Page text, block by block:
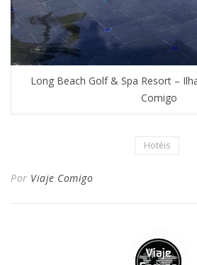
Long Beach Golf & Spa Resort –
Comigo
Hotéis
Por Viaje Comigo